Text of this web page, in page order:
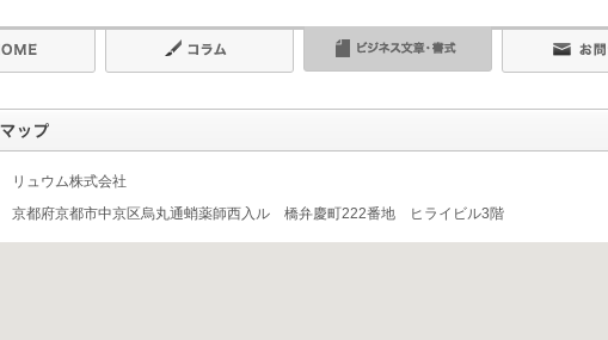
リュウム株式会社
京都府京都市中京区烏丸通蛸薬師西入ル 橋弁慶町222番地 ヒライビル3階